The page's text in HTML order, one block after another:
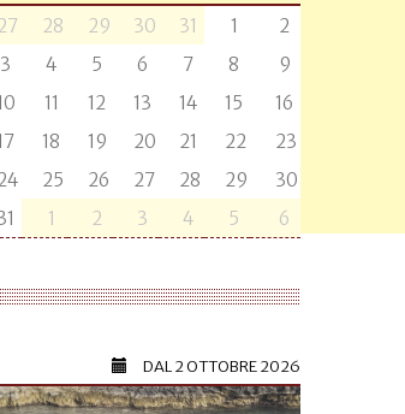
28 29 30 31 1
2
3
4 5 6 7 8
9
11 12 13 14 15
16
18 19 20 21 22
23
25 26 27 28 29
30
1 2 3 4 5 6
DAL2 OTTOBRE 2026